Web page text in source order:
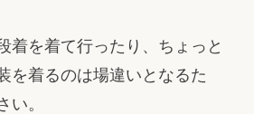
着を着て行ったり、ちょっと
を着るのは場違いとなるた
い。